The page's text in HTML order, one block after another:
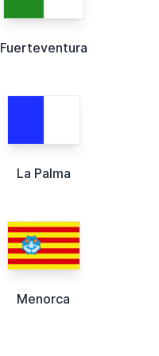
Fuerteventura
La Palma
Menorca